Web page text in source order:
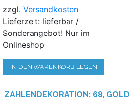
zzgl.Versandkosten
Lieferzeit: lieferbar /
Sonderangebot! Nur im
Onlineshop
IN DEN WARENKORB LEGEN
ZAHLENDEKORATION: 68, GOLD